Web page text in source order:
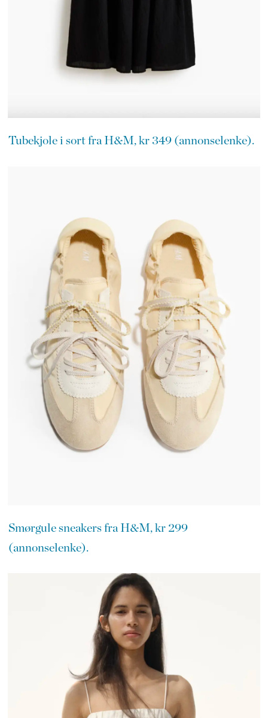
Tubekjole i sort fra H&M, kr 349 (annonselenke).
Smørgule sneakers fra H&M, kr 299
(annonselenke).